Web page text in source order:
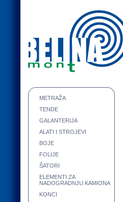
METRAŽA
TENDE
GALANTERIJA
ALATI I STROJEVI
BOJE
FOLIJE
ŠATORI
ELEMENTI ZA
NADOGRADNJU KAMIONA
KONCI